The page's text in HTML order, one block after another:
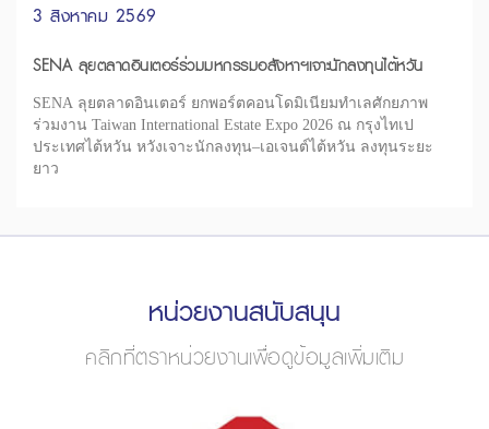
3 สิงหาคม 2569
SENA ลุยตลาดอินเตอร์ร่วมมหกรรมอสังหาฯเจาะนักลงทุนไต้หวัน
SENA ลุยตลาดอินเตอร์ ยกพอร์ตคอนโดมิเนียมทำเลศักยภาพ
ร่วมงาน Taiwan International Estate Expo 2026 ณ กรุงไทเป
ประเทศไต้หวัน หวังเจาะนักลงทุน–เอเจนต์ไต้หวัน ลงทุนระยะ
ยาว
หน่วยงานสนับสนุน
คลิกที่ตราหน่วยงานเพื่อดูข้อมูลเพิ่มเติม